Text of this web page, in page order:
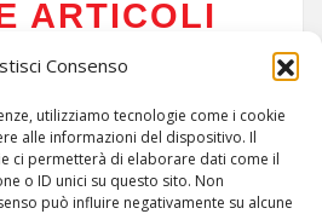
Consenso
utilizziamo tecnologie come i cookie
alle informazioni del dispositivo. Il
ci permetterà di elaborare dati come il
o ID unici su questo sito. Non
può influire negativamente su alcune
ARTICOLI